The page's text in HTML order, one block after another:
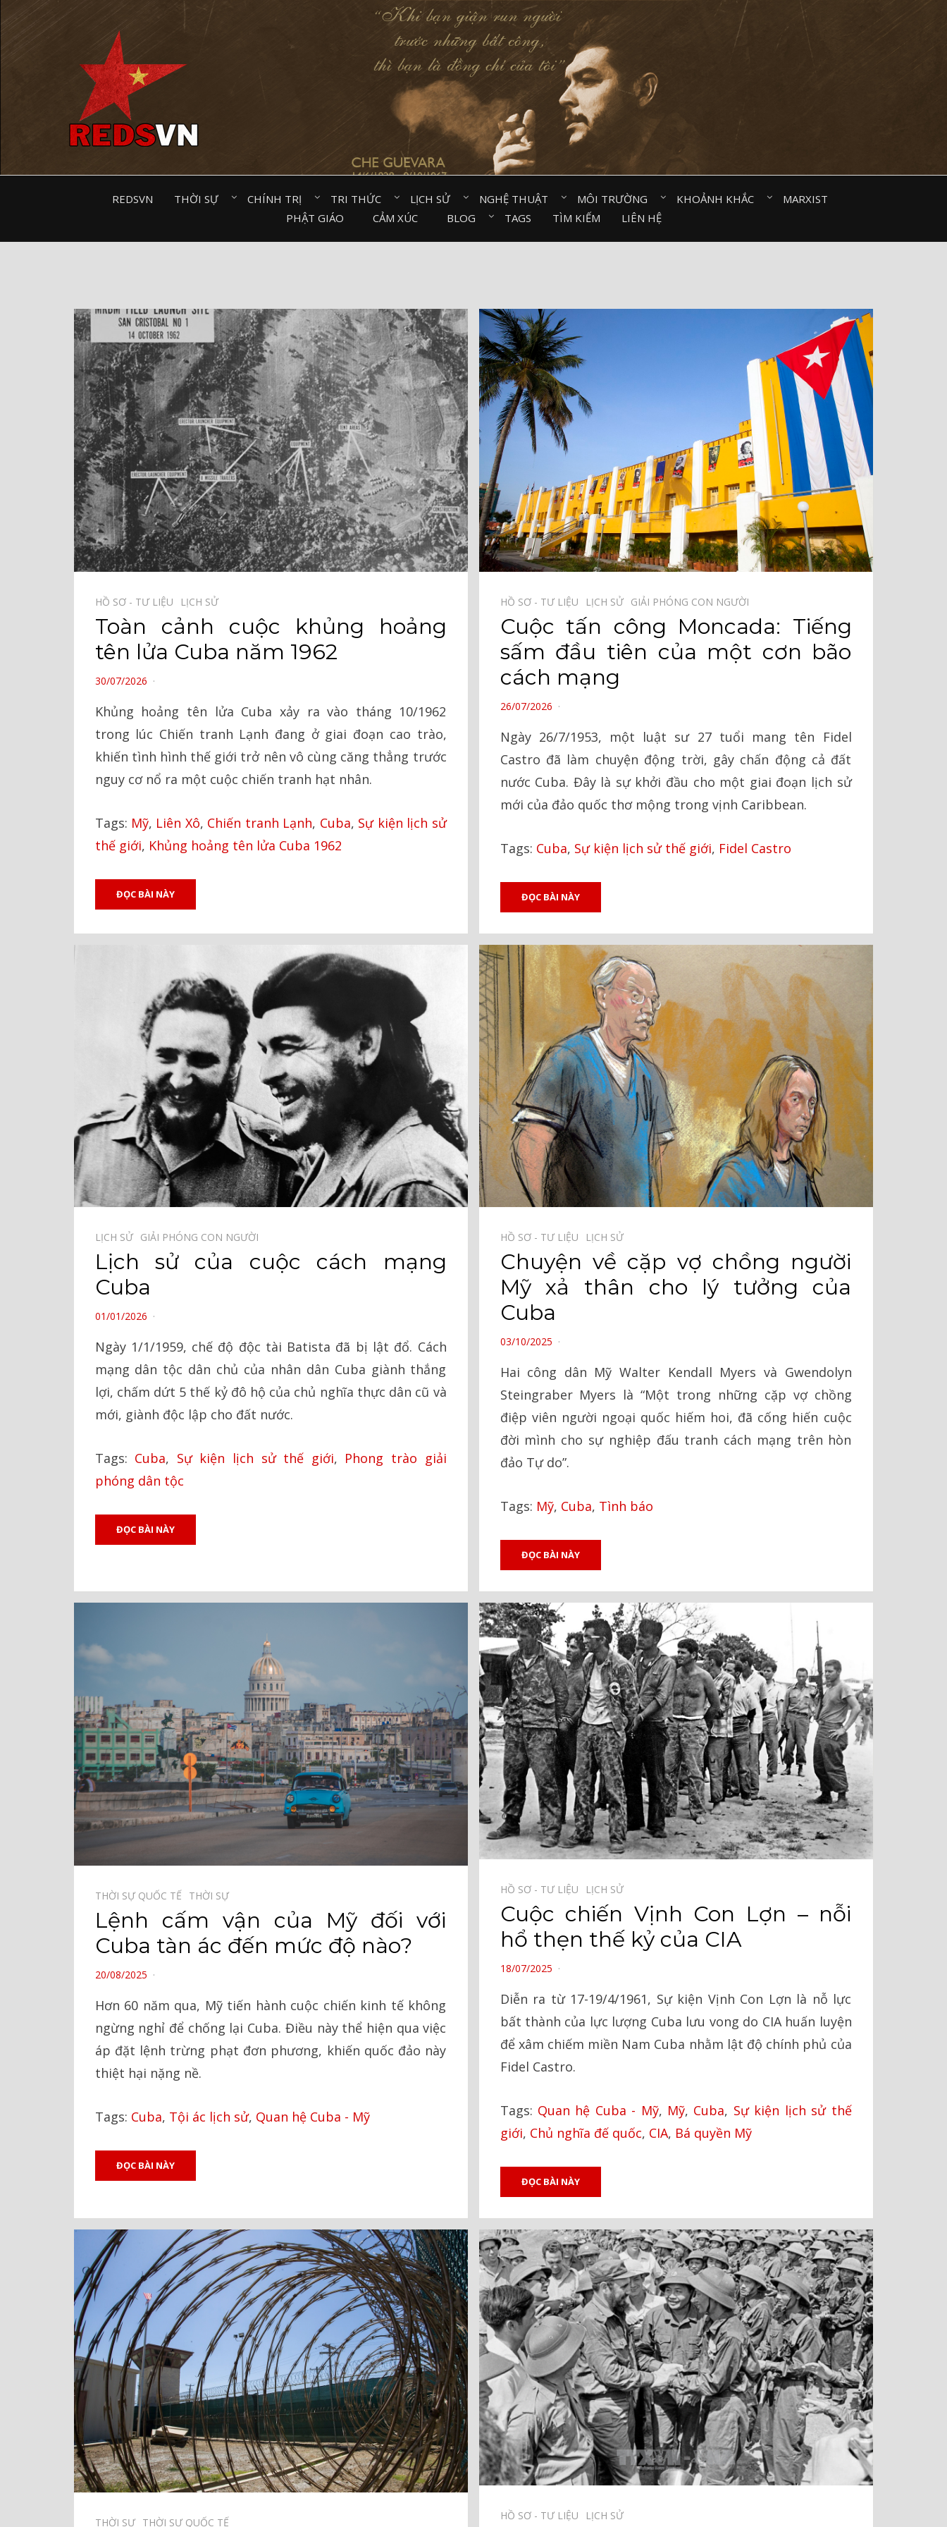
REDSVN THỜI SỰ⠀ CHÍNH TRỊ⠀ TRI THỨC⠀ LỊCH SỬ⠀ NGHỆ THUẬT⠀ MÔI TRƯỜNG⠀ KHOẢNH KHẮC⠀
MARXIST⠀
PHẬT GIÁO⠀
CẢM XÚC⠀ BLOG⠀ TAGS TÌM KIẾM LIÊN HỆ
HỒ SƠ - TƯ LIỆU⠀ LỊCH SỬ⠀
Toàn cảnh cuộc khủng hoảng
tên lửa Cuba năm 1962
POSTED
30/07/2026
Khủng hoảng tên lửa Cuba xảy ra vào tháng 10/1962
trong lúc Chiến tranh Lạnh đang ở giai đoạn cao trào,
khiến tình hình thế giới trở nên vô cùng căng thẳng trước
nguy cơ nổ ra một cuộc chiến tranh hạt nhân.
Tags: Mỹ, Liên Xô, Chiến tranh Lạnh, Cuba, Sự kiện lịch sử
thế giới, Khủng hoảng tên lửa Cuba 1962
ĐỌC BÀI NÀY
HỒ SƠ - TƯ LIỆU⠀ LỊCH SỬ⠀ GIẢI PHÓNG CON NGƯỜI⠀
Cuộc tấn công Moncada: Tiếng
sấm đầu tiên của một cơn bão
cách mạng
POSTED
26/07/2026
Ngày 26/7/1953, một luật sư 27 tuổi mang tên Fidel
Castro đã làm chuyện động trời, gây chấn động cả đất
nước Cuba. Đây là sự khởi đầu cho một giai đoạn lịch sử
mới của đảo quốc thơ mộng trong vịnh Caribbean.
Tags: Cuba, Sự kiện lịch sử thế giới, Fidel Castro
ĐỌC BÀI NÀY
LỊCH SỬ⠀ GIẢI PHÓNG CON NGƯỜI⠀
Lịch sử của cuộc cách mạng
Cuba
POSTED
01/01/2026
Ngày 1/1/1959, chế độ độc tài Batista đã bị lật đổ. Cách
mạng dân tộc dân chủ của nhân dân Cuba giành thắng
lợi, chấm dứt 5 thế kỷ đô hộ của chủ nghĩa thực dân cũ và
mới, giành độc lập cho đất nước.
Tags: Cuba, Sự kiện lịch sử thế giới, Phong trào giải
phóng dân tộc
ĐỌC BÀI NÀY
HỒ SƠ - TƯ LIỆU⠀ LỊCH SỬ⠀
Chuyện về cặp vợ chồng người
Mỹ xả thân cho lý tưởng của
Cuba
POSTED
03/10/2025
Hai công dân Mỹ Walter Kendall Myers và Gwendolyn
Steingraber Myers là “Một trong những cặp vợ chồng
điệp viên người ngoại quốc hiếm hoi, đã cống hiến cuộc
đời mình cho sự nghiệp đấu tranh cách mạng trên hòn
đảo Tự do”.
Tags: Mỹ, Cuba, Tình báo
ĐỌC BÀI NÀY
THỜI SỰ QUỐC TẾ⠀ THỜI SỰ⠀
Lệnh cấm vận của Mỹ đối với
Cuba tàn ác đến mức độ nào?
POSTED
20/08/2025
Hơn 60 năm qua, Mỹ tiến hành cuộc chiến kinh tế không
ngừng nghỉ để chống lại Cuba. Điều này thể hiện qua việc
áp đặt lệnh trừng phạt đơn phương, khiến quốc đảo này
thiệt hại nặng nề.
Tags: Cuba, Tội ác lịch sử, Quan hệ Cuba - Mỹ
ĐỌC BÀI NÀY
HỒ SƠ - TƯ LIỆU⠀ LỊCH SỬ⠀
Cuộc chiến Vịnh Con Lợn – nỗi
hổ thẹn thế kỷ của CIA
POSTED
18/07/2025
Diễn ra từ 17-19/4/1961, Sự kiện Vịnh Con Lợn là nỗ lực
bất thành của lực lượng Cuba lưu vong do CIA huấn luyện
để xâm chiếm miền Nam Cuba nhằm lật độ chính phủ của
Fidel Castro.
Tags: Quan hệ Cuba - Mỹ, Mỹ, Cuba, Sự kiện lịch sử thế
giới, Chủ nghĩa đế quốc, CIA, Bá quyền Mỹ
ĐỌC BÀI NÀY
THỜI SỰ⠀ THỜI SỰ QUỐC TẾ⠀ HỒ SƠ - TƯ LIỆU⠀ LỊCH SỬ⠀